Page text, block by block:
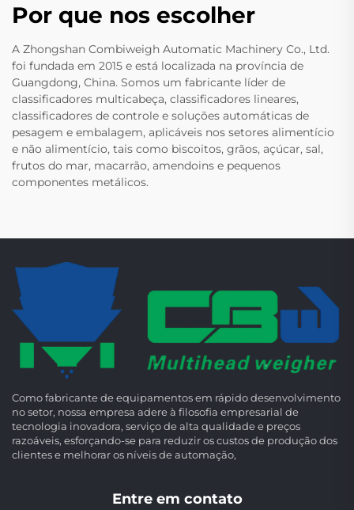
Por que nos escolher
A Zhongshan Combiweigh Automatic Machinery Co., Ltd.
foi fundada em 2015 e está localizada na província de
Guangdong, China. Somos um fabricante líder de
classificadores multicabeça, classificadores lineares,
classificadores de controle e soluções automáticas de
pesagem e embalagem, aplicáveis nos setores alimentício
e não alimentício, tais como biscoitos, grãos, açúcar, sal,
frutos do mar, macarrão, amendoins e pequenos
componentes metálicos.
Como fabricante de equipamentos em rápido desenvolvimento
no setor, nossa empresa adere à filosofia empresarial de
tecnologia inovadora, serviço de alta qualidade e preços
razoáveis, esforçando-se para reduzir os custos de produção dos
clientes e melhorar os níveis de automação,
Entre em contato